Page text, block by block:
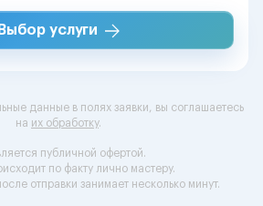
Выбор услуги
данные в полях заявки, вы соглашаетесь
на их обработку.
публичной офертой.
по факту лично мастеру.
отправки занимает несколько минут.